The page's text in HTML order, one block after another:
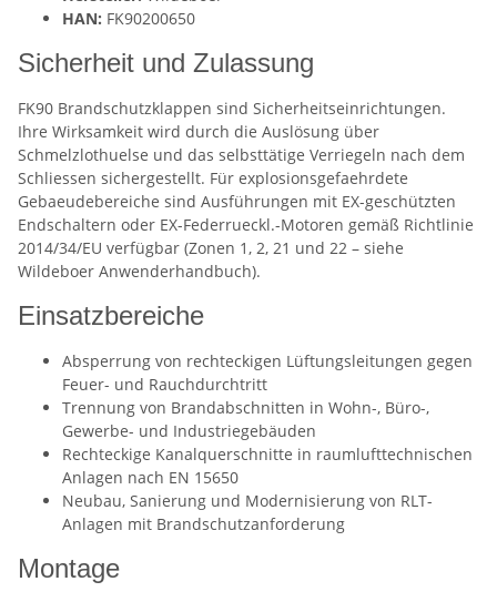
HAN: FK90200650
Sicherheit und Zulassung
FK90 Brandschutzklappen sind Sicherheitseinrichtungen.
Ihre Wirksamkeit wird durch die Auslösung über
Schmelzlothuelse und das selbsttätige Verriegeln nach dem
Schliessen sichergestellt. Für explosionsgefaehrdete
Gebaeudebereiche sind Ausführungen mit EX-geschützten
Endschaltern oder EX-Federrueckl.-Motoren gemäß Richtlinie
2014/34/EU verfügbar (Zonen 1, 2, 21 und 22 – siehe
Wildeboer Anwenderhandbuch).
Einsatzbereiche
Absperrung von rechteckigen Lüftungsleitungen gegen
Feuer- und Rauchdurchtritt
Trennung von Brandabschnitten in Wohn-, Büro-,
Gewerbe- und Industriegebäuden
Rechteckige Kanalquerschnitte in raumlufttechnischen
Anlagen nach EN 15650
Neubau, Sanierung und Modernisierung von RLT-
Anlagen mit Brandschutzanforderung
Montage